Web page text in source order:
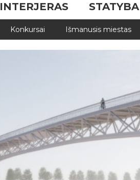
INTERJERAS STATYBA
Konkursai Išmanusis miestas